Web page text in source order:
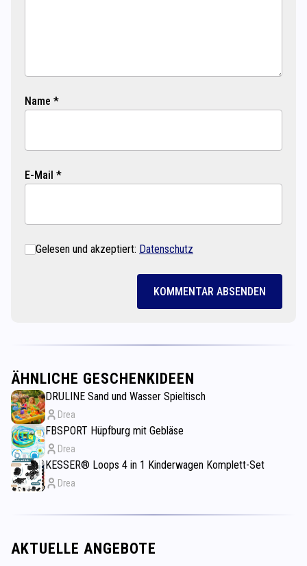
Name *
E-Mail *
Gelesen und akzeptiert: Datenschutz
KOMMENTAR ABSENDEN
ÄHNLICHE GESCHENKIDEEN
DRULINE Sand und Wasser Spieltisch
Drea
FBSPORT Hüpfburg mit Gebläse
Drea
KESSER® Loops 4 in 1 Kinderwagen Komplett-Set
Drea
AKTUELLE ANGEBOTE